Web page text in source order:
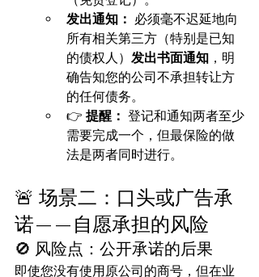
发出通知： 必须毫不迟延地向
所有相关第三方（特别是已知
的债权人） 发出书面通知 ，明
确告知您的公司不承担转让方
的任何债务。
👉 提醒： 登记和通知两者至少
需要完成一个，但最保险的做
法是两者同时进行。
🚨 场景二：口头或广告承
诺——自愿承担的风险
🚫 风险点：公开承诺的后果
即使您没有使用原公司的商号，但在业